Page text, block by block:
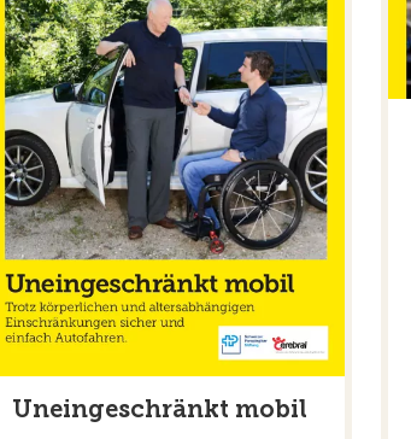
Uneingeschränkt mobil